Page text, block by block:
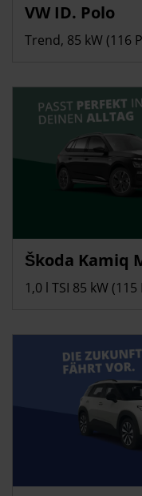
Stromverbrauch in kWh/
(kombiniert): 0 g/km | CO2-
323 km
VW ID. Polo
Trend, 85 kW (116
Energieverbrauch in l/100
(kombiniert): 123 g/km,
Škoda Kamiq
1,0 l TSI 85 kW